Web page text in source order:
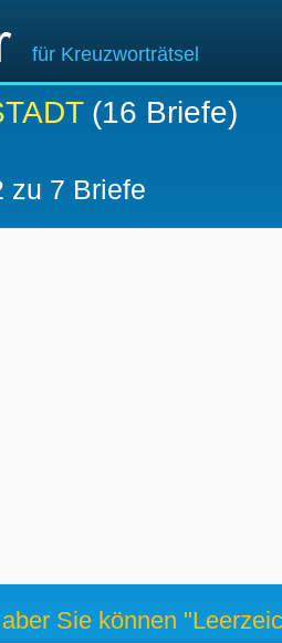
für Kreuzworträtsel
(16 Briefe)
zu 7 Briefe
Sie können